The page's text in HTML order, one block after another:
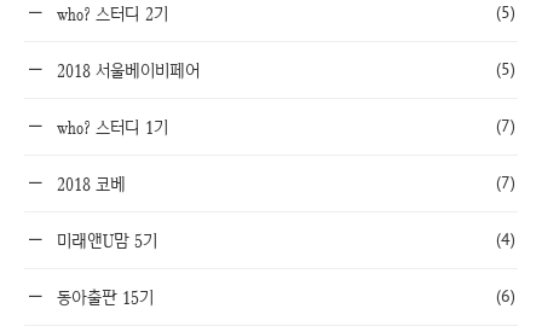
who? 스터디 2기 (5)
2018 서울베이비페어 (5)
who? 스터디 1기 (7)
2018 코베 (7)
미래앤U맘 5기 (4)
동아출판 15기 (6)